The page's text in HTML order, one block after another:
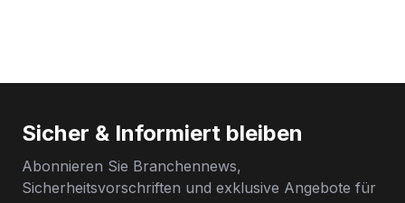
Sicher & Informiert bleiben
Abonnieren Sie Branchennews,
Sicherheitsvorschriften und exklusive Angebote für